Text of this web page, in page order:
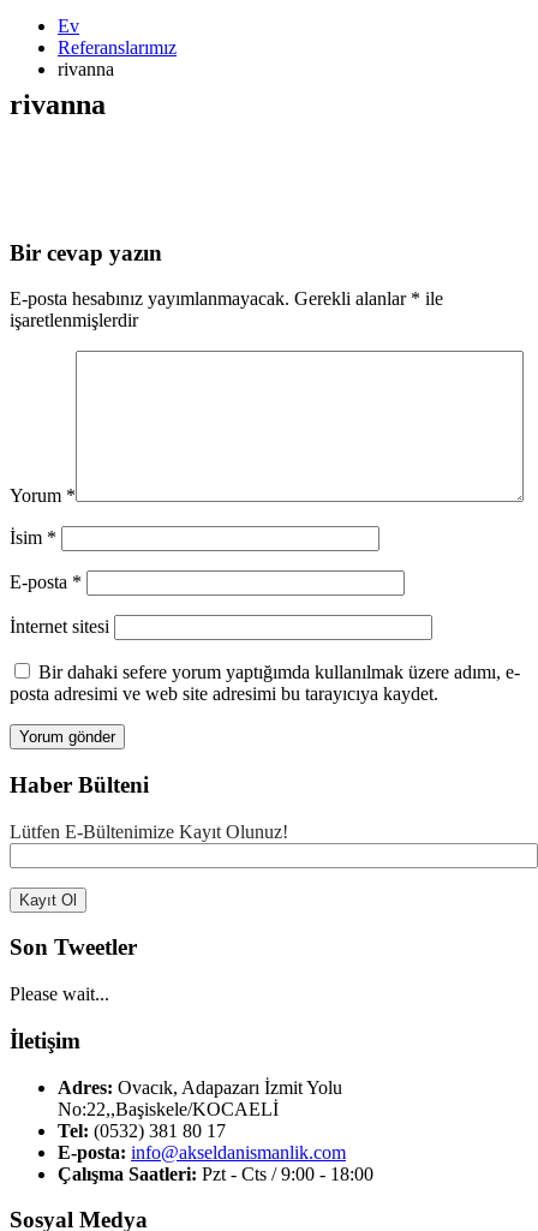
Ev
Referanslarımız
rivanna
rivanna
Bir cevap yazın
E-posta hesabınız yayımlanmayacak. Gerekli alanlar * ile
işaretlenmişlerdir
Yorum *
İsim *
E-posta *
İnternet sitesi
Bir dahaki sefere yorum yaptığımda kullanılmak üzere adımı, e-
posta adresimi ve web site adresimi bu tarayıcıya kaydet.
Haber Bülteni
Lütfen E-Bültenimize Kayıt Olunuz!
Son Tweetler
Please wait...
İletişim
Adres: Ovacık, Adapazarı İzmit Yolu
No:22,,Başiskele/KOCAELİ
Tel: (0532) 381 80 17
E-posta: info@akseldanismanlik.com
Çalışma Saatleri: Pzt - Cts / 9:00 - 18:00
Sosyal Medya